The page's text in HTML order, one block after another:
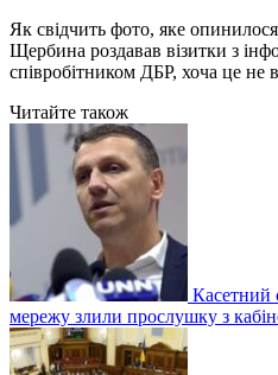
Як свідчить фото, яке
Щербина роздавав візитки з
співробітником ДБР, хоча це не
Читайте також
Касетний
мережу злили прослушку з